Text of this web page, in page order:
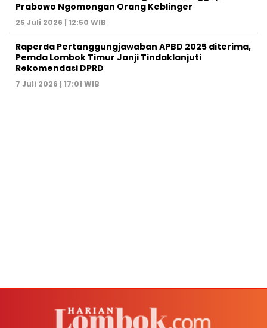
Prabowo Ngomongan Orang Keblinger
25 Juli 2026 | 12:50 WIB
Raperda Pertanggungjawaban APBD 2025 diterima,
Pemda Lombok Timur Janji Tindaklanjuti
Rekomendasi DPRD
7 Juli 2026 | 17:01 WIB